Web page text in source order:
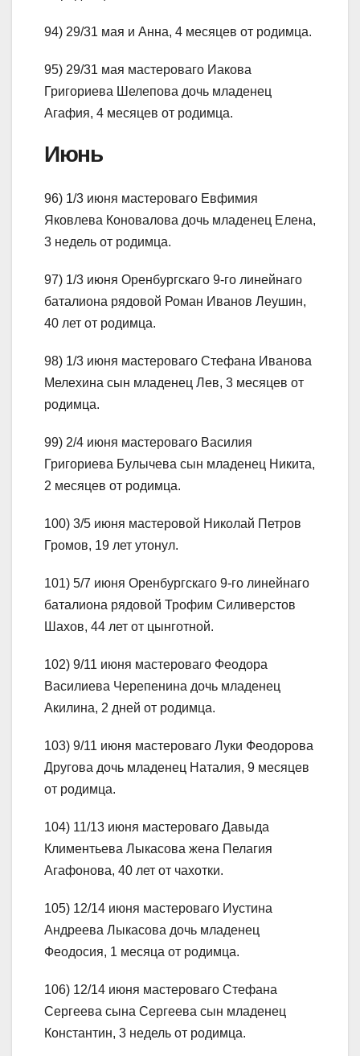
94) 29/31 мая и Анна, 4 месяцев от родимца.
95) 29/31 мая мастероваго Иакова
Григориева Шелепова дочь младенец
Агафия, 4 месяцев от родимца.
Июнь
96) 1/3 июня мастероваго Евфимия
Яковлева Коновалова дочь младенец Елена,
3 недель от родимца.
97) 1/3 июня Оренбургскаго 9-го линейнаго
баталиона рядовой Роман Иванов Леушин,
40 лет от родимца.
98) 1/3 июня мастероваго Стефана Иванова
Мелехина сын младенец Лев, 3 месяцев от
родимца.
99) 2/4 июня мастероваго Василия
Григориева Булычева сын младенец Никита,
2 месяцев от родимца.
100) 3/5 июня мастеровой Николай Петров
Громов, 19 лет утонул.
101) 5/7 июня Оренбургскаго 9-го линейнаго
баталиона рядовой Трофим Силиверстов
Шахов, 44 лет от цынготной.
102) 9/11 июня мастероваго Феодора
Василиева Черепенина дочь младенец
Акилина, 2 дней от родимца.
103) 9/11 июня мастероваго Луки Феодорова
Другова дочь младенец Наталия, 9 месяцев
от родимца.
104) 11/13 июня мастероваго Давыда
Климентьева Лыкасова жена Пелагия
Агафонова, 40 лет от чахотки.
105) 12/14 июня мастероваго Иустина
Андреева Лыкасова дочь младенец
Феодосия, 1 месяца от родимца.
106) 12/14 июня мастероваго Стефана
Сергеева сына Сергеева сын младенец
Константин, 3 недель от родимца.